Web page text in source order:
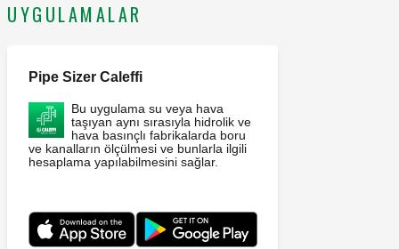
UYGULAMALAR
Pipe Sizer Caleffi
Bu uygulama su veya hava
taşıyan aynı sırasıyla hidrolik ve
hava basınçlı fabrikalarda boru
ve kanalların ölçülmesi ve bunlarla ilgili
hesaplama yapılabilmesini sağlar.